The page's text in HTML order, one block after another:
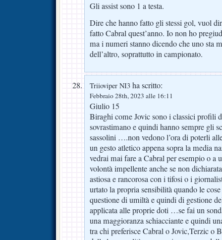
Gli assist sono 1 a testa.
Dire che hanno fatto gli stessi gol, vuol
fatto Cabral quest’anno. Io non ho
ma i numeri stanno dicendo che uno sta
dell’altro, soprattutto in campionato.
Triioviper NI3 ha scritto:
Febbraio 28th, 2023 alle 16:11
Giulio 15
Biraghi come Jovic sono i classici profili
sovrastimano e quindi hanno sempre gli
sassolini ….non vedono l’ora di poterli
un gesto atletico appena sopra la media
vedrai mai fare a Cabral per esempio o a
volontà impellente anche se non
astiosa e rancorosa con i tifosi o i
urtato la propria sensibilità quando le
questione di umiltà e quindi di gestione
applicata alle proprie doti …se fai un
una maggioranza schiacciante e quindi
tra chi preferisce Cabral o Jovic,Terzic o